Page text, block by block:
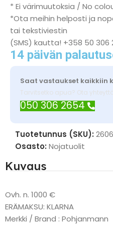
* Ei värimuutoksia / No
*Ota meihin helposti ja
tai tekstiviestin
(SMS) kautta! +358 50 306
14 päivän
Saat vastaukset kaikkiin
Tarvitsetko apua? Ota
050 306 2654
Tuotetunnus (SKU):
Osasto: Nojatuolit
Kuvaus
Ovh. n. 1000 €
ERÄMAKSU: KLARNA
Merkki / Brand : Pohjanmann